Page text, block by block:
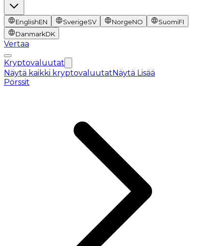
EnglishEN SverigeSV NorgeNO SuomiFI
DanmarkDK
Vertaa
Kryptovaluutat
Näytä kaikki kryptovaluutatNäytä Lisää
Pörssit